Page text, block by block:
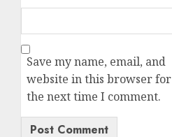
Save my name, email, and
website in this browser for
the next time I comment.